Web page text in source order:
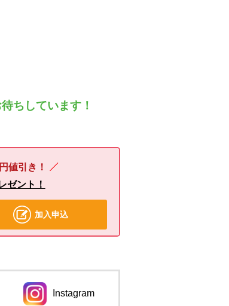
ちしています！
値引き！
ゼント！
加入申込
きます。
Instagram
別のウィンドウで開きます。